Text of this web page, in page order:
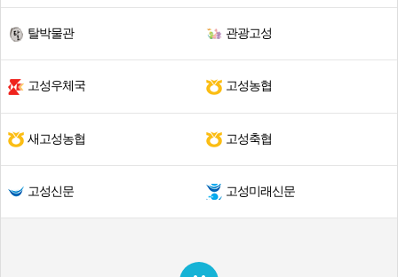
탈박물관 관광고성
고성우체국 고성농협
새고성농협 고성축협
고성신문 고성미래신문